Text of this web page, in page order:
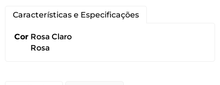
Características e Especificações
Cor Rosa Claro
Rosa